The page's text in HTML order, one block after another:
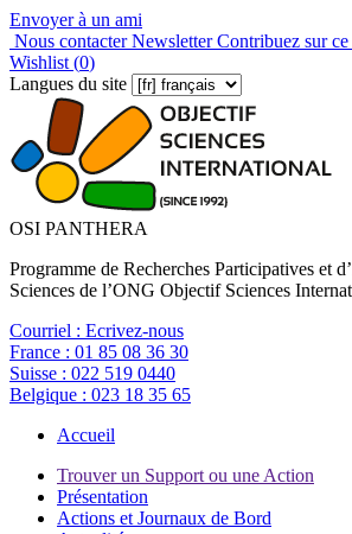
Envoyer à un ami
Nous contacterNewsletterContribuez sur ce
Wishlist (0)
Langues du site
OSI PANTHERA
Programme de Recherches Participatives et
Sciences de l’ONG Objectif Sciences
Courriel : Ecrivez-nous
France : 01 85 08 36 30
Suisse : 022 519 0440
Belgique : 023 18 35 65
Accueil
Trouver un Support ou une Action
Présentation
Actions et Journaux de Bord